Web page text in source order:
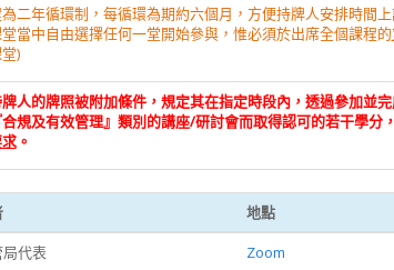
二年循環制，每循環為期約六個月，方便持牌人安排時間
當中自由選擇任何一堂開始參與，惟必須於出席全個課程的
)
人的牌照被附加條件，規定其在指定時段內，透過參加並
規及有效管理』類別的講座/研討會而取得認可的若干學分
。
地點
代表 Zoom